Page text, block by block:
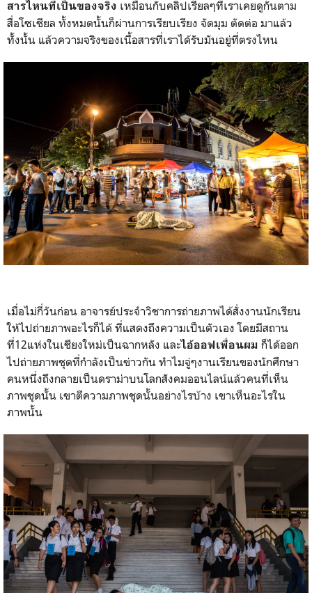
สารไหนที่เป็นของจริง เหมือนกับคลิปเรียลๆที่เราเคยดูกันตาม
สื่อโซเชียล ทั้งหมดนั้นก็ผ่านการเรียบเรียง จัดมุม ตัดต่อ มาแล้ว
ทั้งนั้น แล้วความจริงของเนื้อสารที่เราได้รับมันอยู่ที่ตรงไหน
เมื่อไม่กี่วันก่อน อาจารย์ประจำวิชาการถ่ายภาพได้สั่งงานนักเรียน
ให้ไปถ่ายภาพอะไรก็ได้ ที่แสดงถึงความเป็นตัวเอง โดยมีสถาน
ที่12แห่งในเชียงใหม่เป็นฉากหลัง และไอ้ออฟเพื่อนผม ก็ได้ออก
ไปถ่ายภาพชุดที่กำลังเป็นข่าวกัน ทำไมจู่ๆงานเรียนของนักศึกษา
คนหนึ่งถึงกลายเป็นดราม่าบนโลกสังคมออนไลน์แล้วคนที่เห็น
ภาพชุดนั้น เขาตีความภาพชุดนั้นอย่างไรบ้าง เขาเห็นอะไรใน
ภาพนั้น